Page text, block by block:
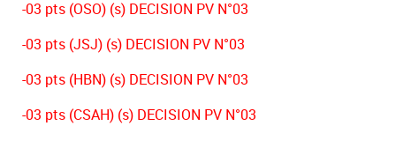
-03 pts (OSO) (s) DECISION PV N°03
-03 pts (JSJ) (s) DECISION PV N°03
-03 pts (HBN) (s) DECISION PV N°03
-03 pts (CSAH) (s) DECISION PV N°03